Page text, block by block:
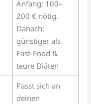
Anfang: 100–
200 € nötig.
Danach:
günstiger als
Fast-Food &
teure Diäten
Passt sich an
deinen